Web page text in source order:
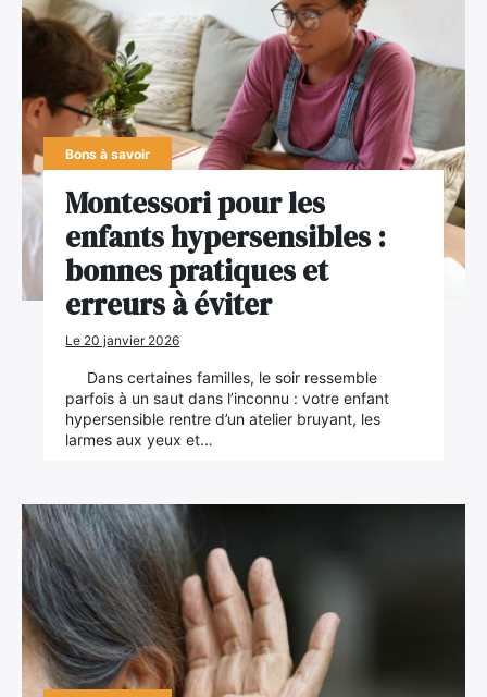
Bons à savoir
Montessori pour les
enfants hypersensibles :
bonnes pratiques et
erreurs à éviter
Le 20 janvier 2026
Dans certaines familles, le soir ressemble
parfois à un saut dans l’inconnu : votre enfant
hypersensible rentre d’un atelier bruyant, les
larmes aux yeux et…